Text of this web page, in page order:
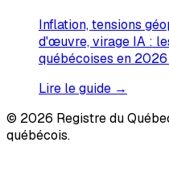
Inflation, tensions
d'œuvre, virage IA :
québécoises en
Lire le guide →
© 2026 Registre du
québécois.